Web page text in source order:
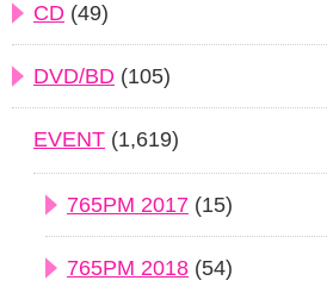
CD (49)
DVD/BD (105)
EVENT (1,619)
765PM 2017 (15)
765PM 2018 (54)